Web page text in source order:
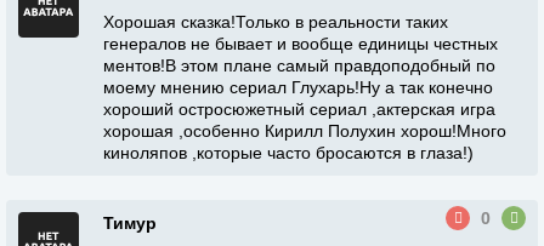
Хорошая сказка!Только в реальности таких
генералов не бывает и вообще единицы честных
ментов!В этом плане самый правдоподобный по
моему мнению сериал Глухарь!Ну а так конечно
хороший остросюжетный сериал ,актерская игра
хорошая ,особенно Кирилл Полухин хорош!Много
киноляпов ,которые часто бросаются в глаза!)
Тимур
0